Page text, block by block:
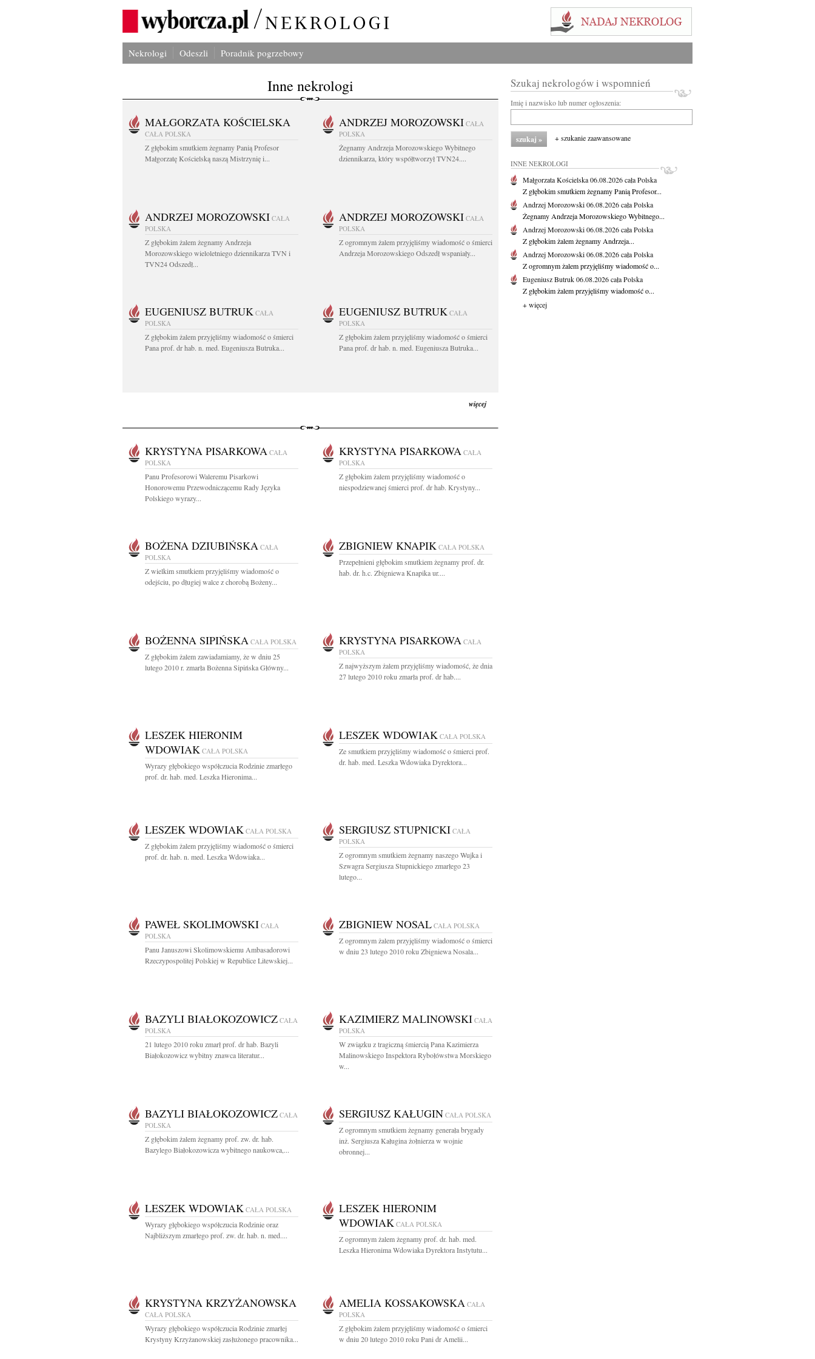
Nekrologi Odeszli Poradnik pogrzebowy
Inne nekrologi
MAŁGORZATA KOŚCIELSKA
CAŁA POLSKA
Z głębokim smutkiem żegnamy Panią Profesor
Małgorzatę Kościelską naszą Mistrzynię i...
ANDRZEJ MOROZOWSKI CAŁA
POLSKA
Żegnamy Andrzeja Morozowskiego Wybitnego
dziennikarza, który współtworzył TVN24....
ANDRZEJ MOROZOWSKI CAŁA
POLSKA
Z głębokim żalem żegnamy Andrzeja
Morozowskiego wieloletniego dziennikarza TVN i
TVN24 Odszedł...
ANDRZEJ MOROZOWSKI CAŁA
POLSKA
Z ogromnym żalem przyjęliśmy wiadomość o śmierci
Andrzeja Morozowskiego Odszedł wspaniały...
EUGENIUSZ BUTRUK CAŁA
POLSKA
Z głębokim żalem przyjęliśmy wiadomość o śmierci
Pana prof. dr hab. n. med. Eugeniusza Butruka...
EUGENIUSZ BUTRUK CAŁA
POLSKA
Z głębokim żalem przyjęliśmy wiadomość o śmierci
Pana prof. dr hab. n. med. Eugeniusza Butruka...
więcej
KRYSTYNA PISARKOWA CAŁA
POLSKA
Panu Profesorowi Waleremu Pisarkowi
Honorowemu Przewodniczącemu Rady Języka
Polskiego wyrazy...
KRYSTYNA PISARKOWA CAŁA
POLSKA
Z głębokim żalem przyjęliśmy wiadomość o
niespodziewanej śmierci prof. dr hab. Krystyny...
BOŻENA DZIUBIŃSKA CAŁA
POLSKA
Z wielkim smutkiem przyjęliśmy wiadomość o
odejściu, po długiej walce z chorobą Bożeny...
ZBIGNIEW KNAPIK CAŁA POLSKA
Przepełnieni głębokim smutkiem żegnamy prof. dr.
hab. dr. h.c. Zbigniewa Knapika ur....
BOŻENNA SIPIŃSKA CAŁA POLSKA
Z głębokim żalem zawiadamiamy, że w dniu 25
lutego 2010 r. zmarła Bożenna Sipińska Główny...
KRYSTYNA PISARKOWA CAŁA
POLSKA
Z najwyższym żalem przyjęliśmy wiadomość, że dnia
27 lutego 2010 roku zmarła prof. dr hab....
LESZEK HIERONIM
WDOWIAK CAŁA POLSKA
Wyrazy głębokiego współczucia Rodzinie zmarłego
prof. dr. hab. med. Leszka Hieronima...
LESZEK WDOWIAK CAŁA POLSKA
Ze smutkiem przyjęliśmy wiadomość o śmierci prof.
dr. hab. med. Leszka Wdowiaka Dyrektora...
LESZEK WDOWIAK CAŁA POLSKA
Z głębokim żalem przyjęliśmy wiadomość o śmierci
prof. dr. hab. n. med. Leszka Wdowiaka...
SERGIUSZ STUPNICKI CAŁA
POLSKA
Z ogromnym smutkiem żegnamy naszego Wujka i
Szwagra Sergiusza Stupnickiego zmarłego 23
lutego...
PAWEŁ SKOLIMOWSKI CAŁA
POLSKA
Panu Januszowi Skolimowskiemu Ambasadorowi
Rzeczypospolitej Polskiej w Republice Litewskiej...
ZBIGNIEW NOSAL CAŁA POLSKA
Z ogromnym żalem przyjęliśmy wiadomość o śmierci
w dniu 23 lutego 2010 roku Zbigniewa Nosala...
BAZYLI BIAŁOKOZOWICZ CAŁA
POLSKA
21 lutego 2010 roku zmarł prof. dr hab. Bazyli
Białokozowicz wybitny znawca literatur...
KAZIMIERZ MALINOWSKI CAŁA
POLSKA
W związku z tragiczną śmiercią Pana Kazimierza
Malinowskiego Inspektora Rybołówstwa Morskiego
w...
BAZYLI BIAŁOKOZOWICZ CAŁA
POLSKA
Z głębokim żalem żegnamy prof. zw. dr. hab.
Bazylego Białokozowicza wybitnego naukowca,...
SERGIUSZ KAŁUGIN CAŁA POLSKA
Z ogromnym smutkiem żegnamy generała brygady
inż. Sergiusza Kaługina żołnierza w wojnie
obronnej...
LESZEK WDOWIAK CAŁA POLSKA
Wyrazy głębokiego współczucia Rodzinie oraz
Najbliższym zmarłego prof. zw. dr. hab. n. med....
LESZEK HIERONIM
WDOWIAK CAŁA POLSKA
Z ogromnym żalem żegnamy prof. dr. hab. med.
Leszka Hieronima Wdowiaka Dyrektora Instytutu...
KRYSTYNA KRZYŻANOWSKA
CAŁA POLSKA
Wyrazy głębokiego współczucia Rodzinie zmarłej
Krystyny Krzyżanowskiej zasłużonego pracownika...
AMELIA KOSSAKOWSKA CAŁA
POLSKA
Z głębokim żalem przyjęliśmy wiadomość o śmierci
w dniu 20 lutego 2010 roku Pani dr Amelii...
Szukaj nekrologów i wspomnień
Imię i nazwisko lub numer ogłoszenia:
+ szukanie zaawansowane
INNE NEKROLOGI
Małgorzata Kościelska06.08.2026cała Polska
Z głębokim smutkiem żegnamy Panią Profesor...
Andrzej Morozowski06.08.2026cała Polska
Żegnamy Andrzeja Morozowskiego Wybitnego...
Andrzej Morozowski06.08.2026cała Polska
Z głębokim żalem żegnamy Andrzeja...
Andrzej Morozowski06.08.2026cała Polska
Z ogromnym żalem przyjęliśmy wiadomość o...
Eugeniusz Butruk06.08.2026cała Polska
Z głębokim żalem przyjęliśmy wiadomość o...
+ więcej